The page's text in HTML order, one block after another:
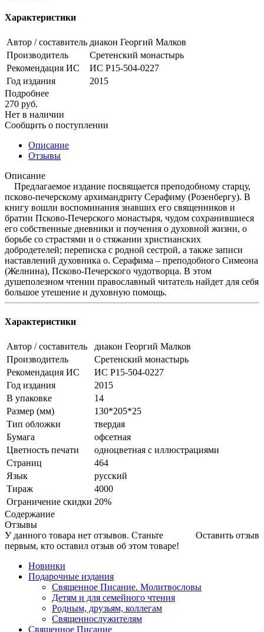
Характеристики
Автор / составитель диакон Георгий Малков
Производитель
Сретенский монастырь
Рекомендация ИС
ИС Р15-504-0227
Год издания
2015
Подробнее
270 руб.
Нет в наличии
Сообщить о поступлении
Описание
Отзывы
Описание
Предлагаемое издание посвящается преподобному старцу,
псково-печерскому архимандриту Серафиму (Розенбергу). В
книгу вошли воспоминания знавших его священников и
братии Псково-Печерского монастыря, чудом сохранившиеся
его собственные дневники и поучения о духовной жизни, о
борьбе со страстями и о стяжании христианских
добродетелей; переписка с родной сестрой, а также записи
наставлений духовника о. Серафима – преподобного Симеона
(Желнина), Псково-Печерского чудотворца. В этом
душеполезном чтении православный читатель найдет для себя
большое утешение и духовную помощь.
Характеристики
Автор / составитель
диакон Георгий Малков
Производитель
Сретенский монастырь
Рекомендация ИС
ИС Р15-504-0227
Год издания
2015
В упаковке
14
Размер (мм)
130*205*25
Тип обложки
твердая
Бумага
офсетная
Цветность печати
одноцветная с иллюстрациями
Страниц
464
Язык
русский
Тираж
4000
Ограничение скидки 20%
Содержание
Отзывы
Оставить отзыв
У данного товара нет отзывов. Станьте
первым, кто оставил отзыв об этом товаре!
Новинки
Подарочные издания
Священное Писание. Молитвословы
Детям и для семейного чтения
Родным, друзьям, коллегам
Священнослужителям
Священное Писание